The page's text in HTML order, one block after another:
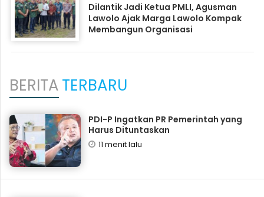
Dilantik Jadi Ketua PMLI, Agusman
Lawolo Ajak Marga Lawolo Kompak
Membangun Organisasi
BERITATERBARU
PDI-P Ingatkan PR Pemerintah yang
Harus Dituntaskan
11 menit lalu